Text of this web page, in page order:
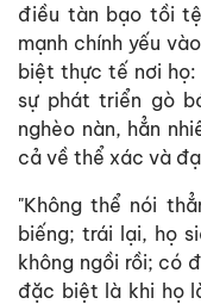
điều tàn bạo tồi
mạnh chính yếu
biệt thực tế nơi họ:
sự phát triển gò
nghèo nàn, hẳn
cả về thể xác và
"Không thể nói
biếng; trái lại, họ
không ngồi rồi; có
đặc biệt là khi họ